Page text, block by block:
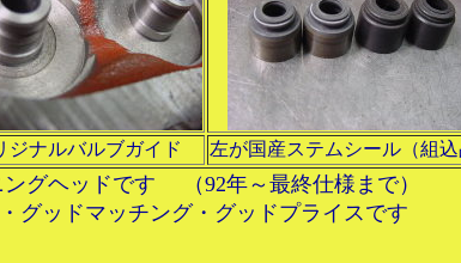
ジナルバルブガイド 左が国産ステムシール（組込
グヘッドです （92年～最終仕様まで）
・グッドマッチング・ グッドプライスです